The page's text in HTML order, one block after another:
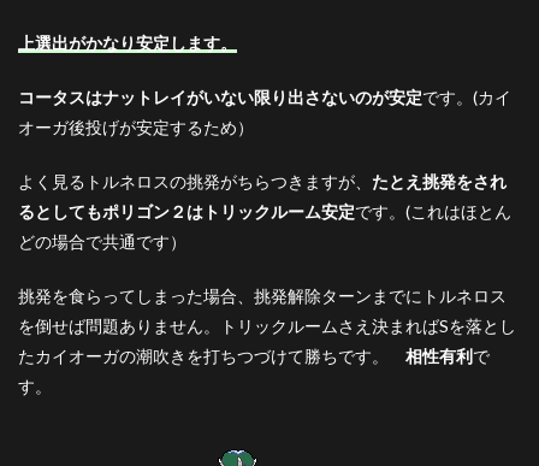
上選出がかなり安定します。
コータスはナットレイがいない限り出さないのが安定です。(カイ
オーガ後投げが安定するため）
よく見るトルネロスの挑発がちらつきますが、 たとえ挑発をされ
るとしてもポリゴン２はトリックルーム安定です。(これはほとん
どの場合で共通です）
挑発を食らってしまった場合、挑発解除ターンまでにトルネロス
を倒せば問題ありません。トリックルームさえ決まればSを落とし
たカイオーガの潮吹きを打ちつづけて勝ちです。 相性有利で
す。